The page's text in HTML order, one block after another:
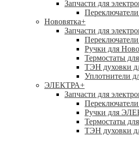
Запчасти для
Нововятка+
Запчасти для
Ручки для
Термостаты
ТЭН духовки
Уплотнители
ЭЛЕКТРА+
Запчасти для
Ручки для
Термостаты
ТЭН духовки